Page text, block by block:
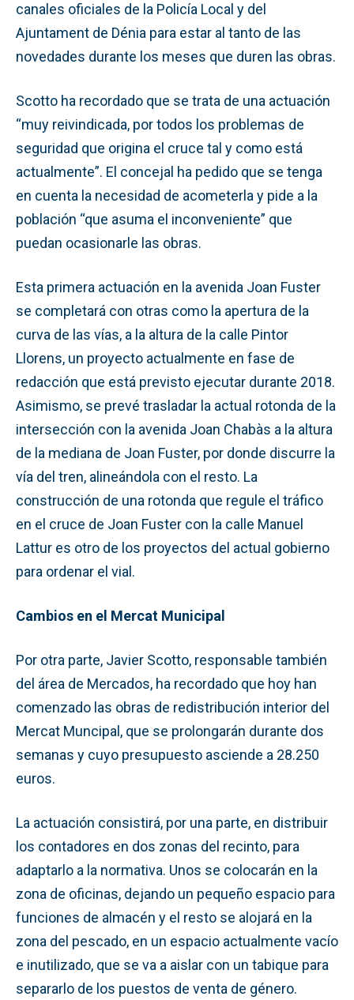
canales oficiales de la Policía Local y del
Ajuntament de Dénia para estar al tanto de las
novedades durante los meses que duren las obras.
Scotto ha recordado que se trata de una actuación
“muy reivindicada, por todos los problemas de
seguridad que origina el cruce tal y como está
actualmente”. El concejal ha pedido que se tenga
en cuenta la necesidad de acometerla y pide a la
población “que asuma el inconveniente” que
puedan ocasionarle las obras.
Esta primera actuación en la avenida Joan Fuster
se completará con otras como la apertura de la
curva de las vías, a la altura de la calle Pintor
Llorens, un proyecto actualmente en fase de
redacción que está previsto ejecutar durante 2018.
Asimismo, se prevé trasladar la actual rotonda de la
intersección con la avenida Joan Chabàs a la altura
de la mediana de Joan Fuster, por donde discurre la
vía del tren, alineándola con el resto. La
construcción de una rotonda que regule el tráfico
en el cruce de Joan Fuster con la calle Manuel
Lattur es otro de los proyectos del actual gobierno
para ordenar el vial.
Cambios en el Mercat Municipal
Por otra parte, Javier Scotto, responsable también
del área de Mercados, ha recordado que hoy han
comenzado las obras de redistribución interior del
Mercat Muncipal, que se prolongarán durante dos
semanas y cuyo presupuesto asciende a 28.250
euros.
La actuación consistirá, por una parte, en distribuir
los contadores en dos zonas del recinto, para
adaptarlo a la normativa. Unos se colocarán en la
zona de oficinas, dejando un pequeño espacio para
funciones de almacén y el resto se alojará en la
zona del pescado, en un espacio actualmente vacío
e inutilizado, que se va a aislar con un tabique para
separarlo de los puestos de venta de género.